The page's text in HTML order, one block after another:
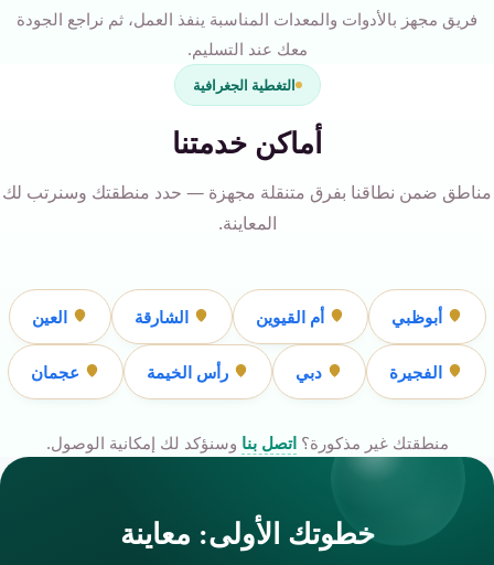
فريق مجهز بالأدوات والمعدات المناسبة ينفذ العمل، ثم نراجع الجودة
معك عند التسليم.
التغطية الجغرافية
أماكن خدمتنا
مناطق ضمن نطاقنا بفرق متنقلة مجهزة — حدد منطقتك وسنرتب لك
المعاينة.
أبوظبي أم القيوين الشارقة العين
الفجيرة دبي رأس الخيمة عجمان
منطقتك غير مذكورة؟اتصل بنا وسنؤكد لك إمكانية الوصول.
خطوتك الأولى: معاينة